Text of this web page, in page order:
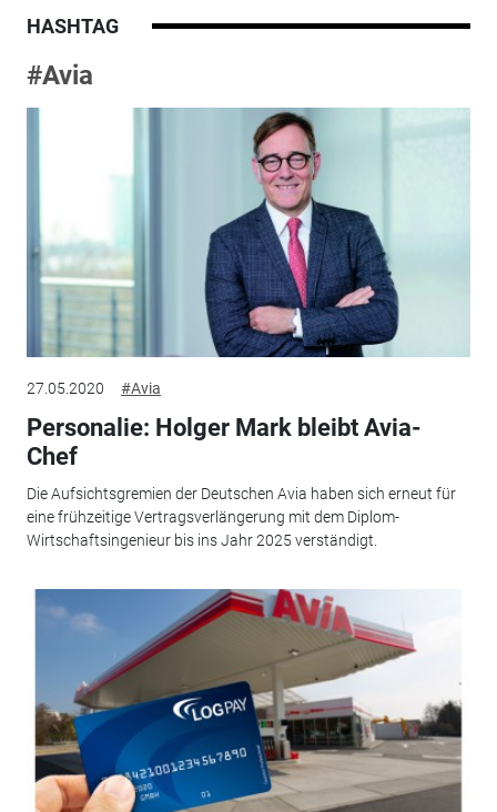
HASHTAG
#Avia
27.05.2020 #Avia
Personalie: Holger Mark bleibt Avia-
Chef
Die Aufsichtsgremien der Deutschen Avia haben sich erneut für
eine frühzeitige Vertragsverlängerung mit dem Diplom-
Wirtschaftsingenieur bis ins Jahr 2025 verständigt.